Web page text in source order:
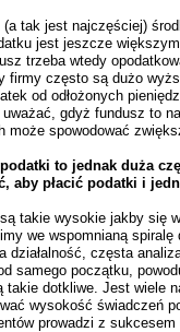
tak jest najczęściej)
jest jeszcze
trzeba wtedy
firmy często są dużo
od odłożonych
gdyż fundusz to
może spowodować
to jednak duża
aby płacić podatki i
takie wysokie jakby się
we wspomnianą spiralę
działalność, częsta
samego początku,
takie dotkliwe. Jest wiele
wysokość świadczeń
prowadzi z sukcesem